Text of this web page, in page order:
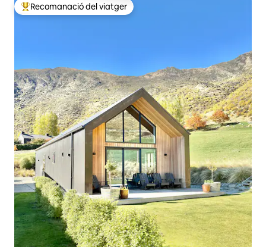
Principals recomanacions dels viatgers
Recomanació del viatger